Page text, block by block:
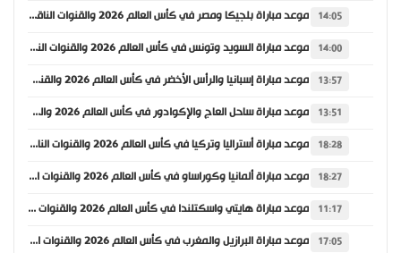
14:05 موعد مباراة بلجيكا ومصر في كأس العالم 2026 والقنوات الناقلة
14:00 موعد مباراة السويد وتونس في كأس العالم 2026 والقنوات الناقلة
13:57 موعد مباراة إسبانيا والرأس الأخضر في كأس العالم 2026 والقنوات الناقلة
13:51 موعد مباراة ساحل العاج والإكوادور في كأس العالم 2026 والقنوات الناقلة
18:28 موعد مباراة أستراليا وتركيا في كأس العالم 2026 والقنوات الناقلة
18:27 موعد مباراة ألمانيا وكوراساو في كأس العالم 2026 والقنوات الناقلة
11:17 موعد مباراة هايتي واسكتلندا في كأس العالم 2026 والقنوات الناقلة
17:05 موعد مباراة البرازيل والمغرب في كأس العالم 2026 والقنوات الناقلة